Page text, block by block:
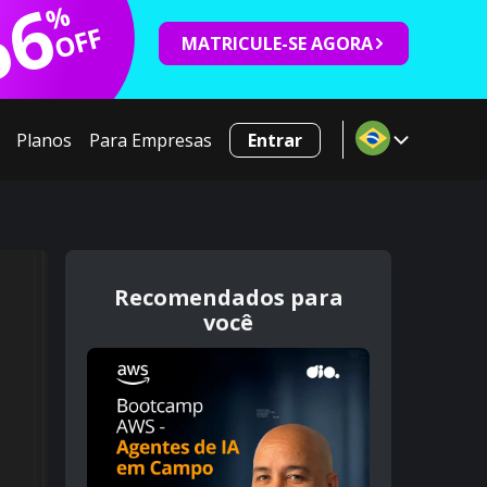
%
OFF MATRICULE-SE AGORA
Planos Para Empresas Entrar
Recomendados para
você